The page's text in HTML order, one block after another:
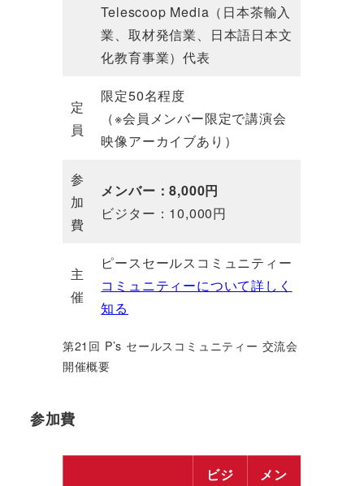
Telescoop Media（日本茶輸入
業、取材発信業、日本語日本文
化教育事業）代表
定
員
限定50名程度
（※会員メンバー限定で講演会
映像アーカイブあり）
参
加
費
メンバー：8,000円
ビジター：10,000円
主
催
ピースセールスコミュニティー
コミュニティーについて詳しく
知る
第21回 P’s セールスコミュニティー 交流会
開催概要
参加費
ビジ
メン